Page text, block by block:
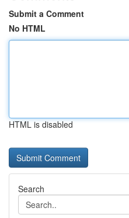
Submit a Comment
No HTML
HTML is disabled
Search